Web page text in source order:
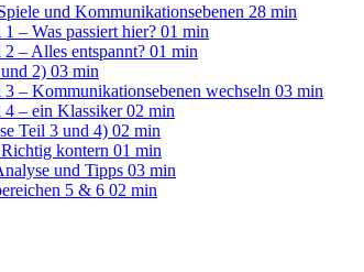
und Kommunikationsebenen 28 min
– Was passiert hier? 01 min
– Alles entspannt? 01 min
2) 03 min
– Kommunikationsebenen wechseln 03 min
– ein Klassiker 02 min
Teil 3 und 4) 02 min
kontern 01 min
und Tipps 03 min
5 & 6 02 min